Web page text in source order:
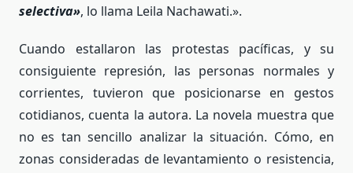
selectiva», lo llama Leila Nachawati.».
Cuando estallaron las protestas pacíficas, y su
consiguiente represión, las personas normales y
corrientes, tuvieron que posicionarse en gestos
cotidianos, cuenta la autora. La novela muestra que
no es tan sencillo analizar la situación. Cómo, en
zonas consideradas de levantamiento o resistencia,